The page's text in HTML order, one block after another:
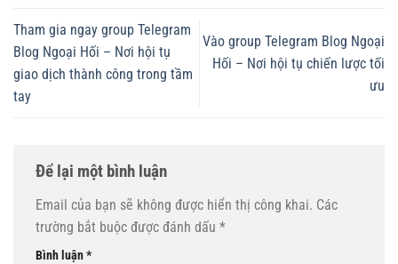
Tham gia ngay group Telegram
Blog Ngoại Hối – Nơi hội tụ
giao dịch thành công trong tầm
tay
Vào group Telegram Blog Ngoại
Hối – Nơi hội tụ chiến lược tối
ưu
Để lại một bình luận
Email của bạn sẽ không được hiển thị công khai. Các
trường bắt buộc được đánh dấu *
Bình luận*